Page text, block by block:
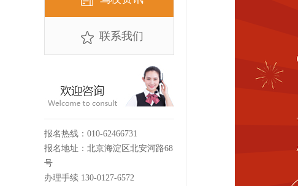
联系我们
报名热线：010-62466731
报名地址：北京海淀区北安河路68
号
办理手续 130-0127-6572